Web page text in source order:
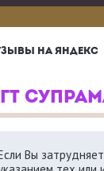
НА ЯНДЕКС
Вы